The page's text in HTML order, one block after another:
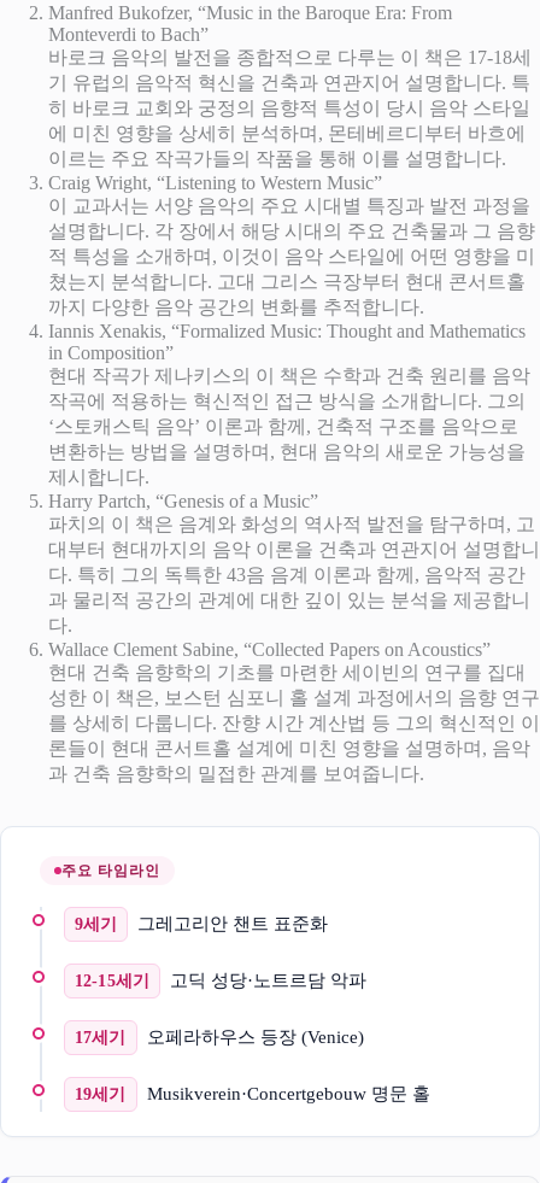
Manfred Bukofzer, “Music in the Baroque Era: From
Monteverdi to Bach”
바로크 음악의 발전을 종합적으로 다루는 이 책은 17-18세
기 유럽의 음악적 혁신을 건축과 연관지어 설명합니다. 특
히 바로크 교회와 궁정의 음향적 특성이 당시 음악 스타일
에 미친 영향을 상세히 분석하며, 몬테베르디부터 바흐에
이르는 주요 작곡가들의 작품을 통해 이를 설명합니다.
Craig Wright, “Listening to Western Music”
이 교과서는 서양 음악의 주요 시대별 특징과 발전 과정을
설명합니다. 각 장에서 해당 시대의 주요 건축물과 그 음향
적 특성을 소개하며, 이것이 음악 스타일에 어떤 영향을 미
쳤는지 분석합니다. 고대 그리스 극장부터 현대 콘서트홀
까지 다양한 음악 공간의 변화를 추적합니다.
Iannis Xenakis, “Formalized Music: Thought and Mathematics
in Composition”
현대 작곡가 제나키스의 이 책은 수학과 건축 원리를 음악
작곡에 적용하는 혁신적인 접근 방식을 소개합니다. 그의
‘스토캐스틱 음악’ 이론과 함께, 건축적 구조를 음악으로
변환하는 방법을 설명하며, 현대 음악의 새로운 가능성을
제시합니다.
Harry Partch, “Genesis of a Music”
파치의 이 책은 음계와 화성의 역사적 발전을 탐구하며, 고
대부터 현대까지의 음악 이론을 건축과 연관지어 설명합니
다. 특히 그의 독특한 43음 음계 이론과 함께, 음악적 공간
과 물리적 공간의 관계에 대한 깊이 있는 분석을 제공합니
다.
Wallace Clement Sabine, “Collected Papers on Acoustics”
현대 건축 음향학의 기초를 마련한 세이빈의 연구를 집대
성한 이 책은, 보스턴 심포니 홀 설계 과정에서의 음향 연구
를 상세히 다룹니다. 잔향 시간 계산법 등 그의 혁신적인 이
론들이 현대 콘서트홀 설계에 미친 영향을 설명하며, 음악
과 건축 음향학의 밀접한 관계를 보여줍니다.
주요 타임라인
9세기 그레고리안 챈트 표준화
12-15세기 고딕 성당·노트르담 악파
17세기 오페라하우스 등장 (Venice)
19세기 Musikverein·Concertgebouw 명문 홀